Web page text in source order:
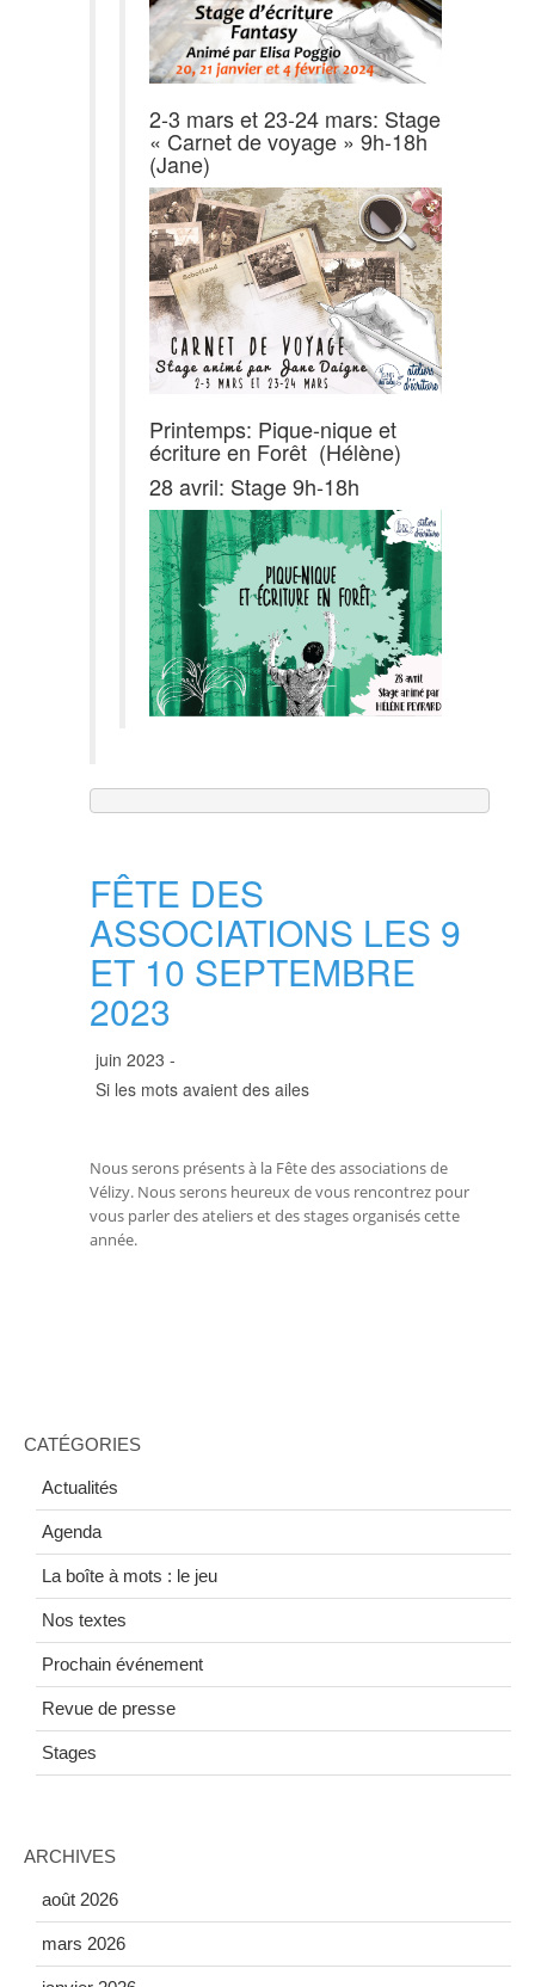
2-3 mars et 23-24 mars: Stage
« Carnet de voyage » 9h-18h
(Jane)
Printemps: Pique-nique et
écriture en Forêt (Hélène)
28 avril: Stage 9h-18h
FÊTE DES
ASSOCIATIONS LES 9
ET 10 SEPTEMBRE
2023
juin 2023 -
Si les mots avaient des ailes
Nous serons présents à la Fête des associations de
Vélizy. Nous serons heureux de vous rencontrez pour
vous parler des ateliers et des stages organisés cette
année.
CATÉGORIES
Actualités
Agenda
La boîte à mots : le jeu
Nos textes
Prochain événement
Revue de presse
Stages
ARCHIVES
août 2026
mars 2026